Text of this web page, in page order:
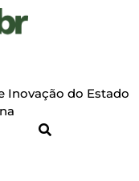
Inovação do Estado